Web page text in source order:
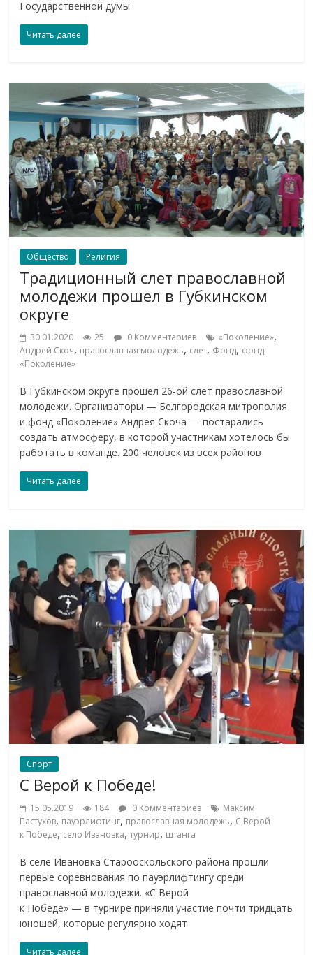
Государственной думы
Читать далее
Общество Религия
Традиционный слет православной
молодежи прошел в Губкинском
округе
30.01.2020 25 0 Комментариев «Поколение»,
Андрей Скоч, православная молодежь, слет, Фонд, фонд
«Поколение»
В Губкинском округе прошел 26-ой слет православной
молодежи. Организаторы — Белгородская митрополия
и фонд «Поколение» Андрея Скоча — постарались
создать атмосферу, в которой участникам хотелось бы
работать в команде. 200 человек из всех районов
Читать далее
Спорт
С Верой к Победе!
15.05.2019 184 0 Комментариев
Максим
Пастухов, пауэрлифтинг, православная молодежь, С Верой
к Победе, село Ивановка,турнир, штанга
В селе Ивановка Старооскольского района прошли
первые соревнования по пауэрлифтингу среди
православной молодежи. «С Верой
к Победе» — в турнире приняли участие почти тридцать
юношей, которые регулярно ходят
Читать далее